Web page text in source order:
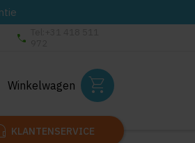
phone
Winkelwagen shopping_cart
KLANTENSERVICE